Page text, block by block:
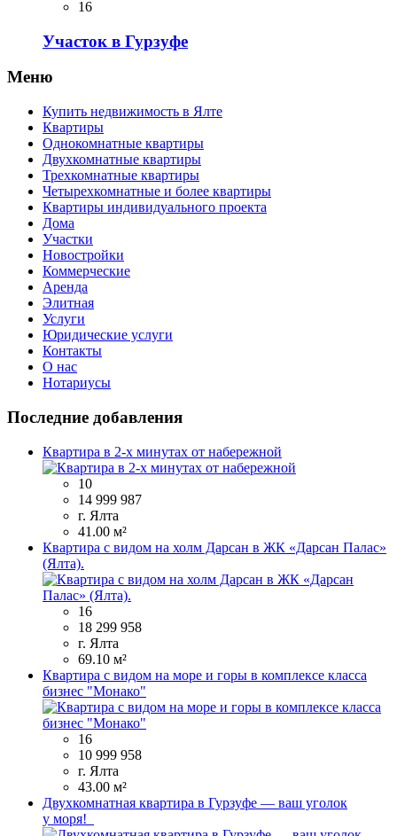
16
Участок в Гурзуфе
Меню
Купить недвижимость в Ялте
Квартиры
Однокомнатные квартиры
Двухкомнатные квартиры
Трехкомнатные квартиры
Четырехкомнатные и более квартиры
Квартиры индивидуального проекта
Дома
Участки
Новостройки
Коммерческие
Аренда
Элитная
Услуги
Юридические услуги
Контакты
О нас
Нотариусы
Последние добавления
Квартира в 2-х минутах от набережной
10
14 999 987
г. Ялта
41.00 м²
Квартира с видом на холм Дарсан в ЖК «Дарсан Палас»
(Ялта).
16
18 299 958
г. Ялта
69.10 м²
Квартира с видом на море и горы в комплексе класса
бизнес "Монако"
16
10 999 958
г. Ялта
43.00 м²
Двухкомнатная квартира в Гурзуфе — ваш уголок
у моря!